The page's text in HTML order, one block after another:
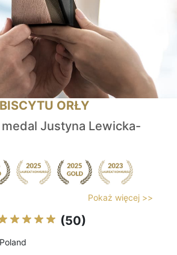
ORŁY
Justyna Lewicka-
Pokaż więcej >>
(50)